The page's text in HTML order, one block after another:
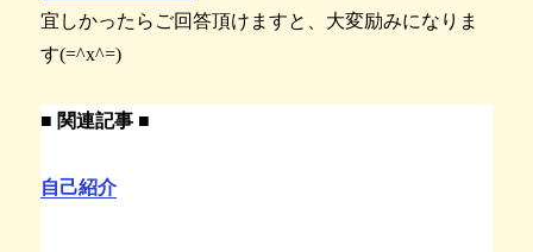
宜しかったらご回答頂けますと、大変励みになりま
す(=^x^=)
■ 関連記事 ■
自己紹介